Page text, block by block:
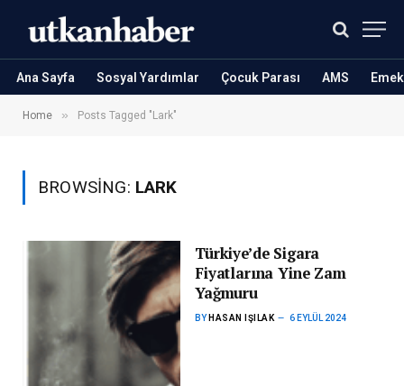
Ana Sayfa Sosyal Yardımlar Çocuk Parası AMS
Home » Posts Tagged "Lark"
BROWSING: LARK
Türkiye’de Sigara
Fiyatlarına Yine Zam
Yağmuru
BY HASAN IŞILAK 6 EYLÜL 2024